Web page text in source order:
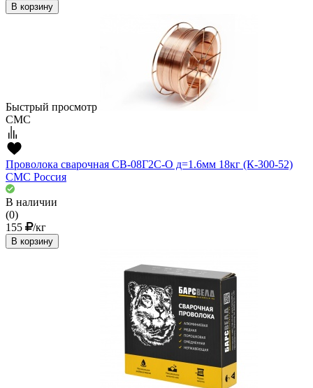
В корзину
Быстрый просмотр
СМС
Проволока сварочная СВ-08Г2С-О д=1.6мм 18кг (К-300-52)
СМС Россия
В наличии
(0)
155
/кг
В корзину